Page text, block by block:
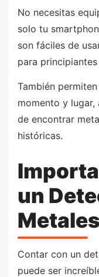
No necesitas
solo tu
son fáciles de
para
También
momento y
de encontrar
históricas.
un
Contar con un
puede ser